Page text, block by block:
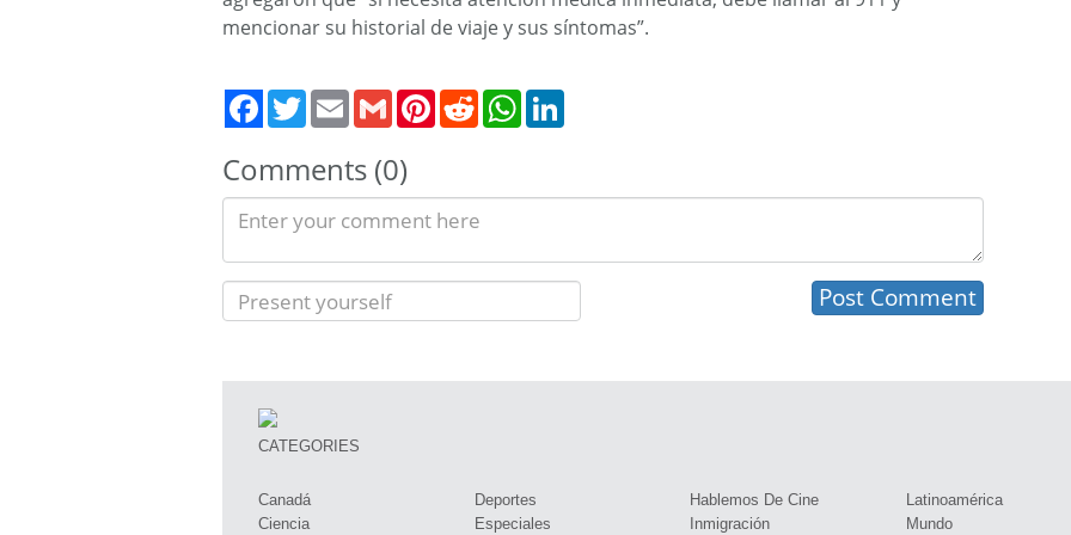
mencionar su historial de viaje y sus síntomas”.
TwitterEmail Gmail PinterestRedditWhatsApp
Comments (0)
CATEGORIES
Canadá
Ciencia
Deportes
Especiales
Hablemos De Cine
Inmigración
Latinoamérica
Mundo